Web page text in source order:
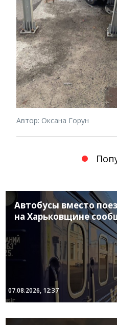
Автор: Оксана Горун
Автобусы вместо
на Харьковщине
07.08.2026, 12:37